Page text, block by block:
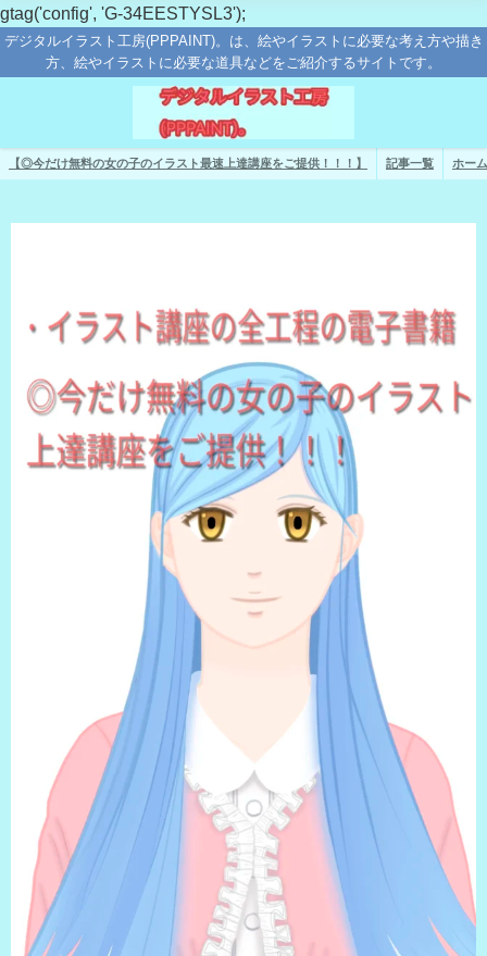
gtag('config', 'G-34EESTYSL3');
デジタルイラスト工房(PPPAINT)。は、絵やイラストに必要な考え方や描き
方、絵やイラストに必要な道具などをご紹介するサイトです。
【◎今だけ無料の女の子のイラスト最速上達講座をご提供！！！】 記事一覧 ホーム